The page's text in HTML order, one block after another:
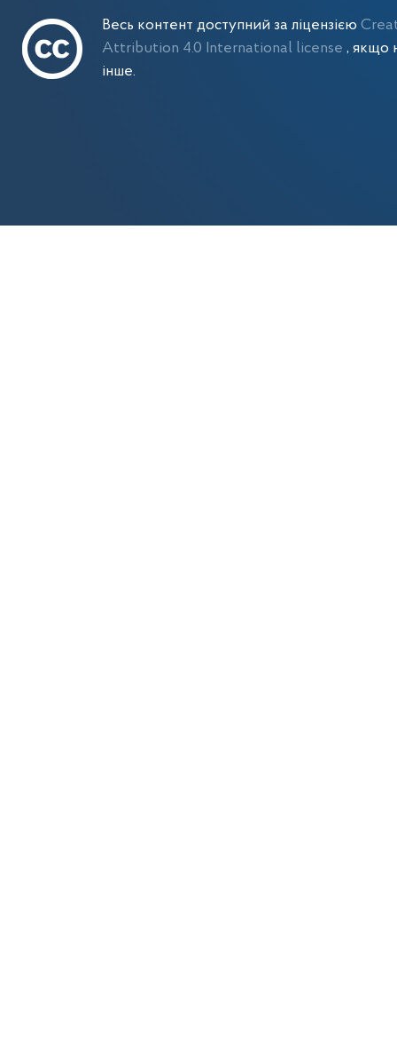
Весь контент доступний за ліцензією
Attribution 4.0 International license , якщо
інше.